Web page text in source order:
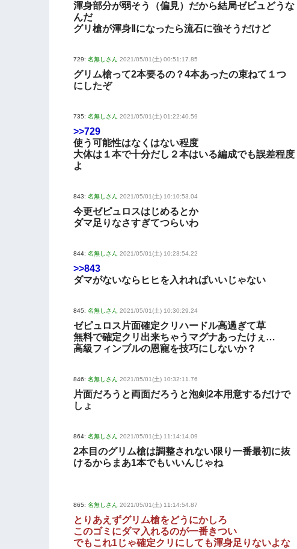
渾身部分が弱そう（偏見）だから結局ゼピュどうな
んだ
グリ槍が渾身Ⅱになったら流石に強そうだけど
729: 名無しさん 2021/05/01(土) 00:51:17.85
グリム槍って2本要るの？4本あったの束ねて１つ
にしたぞ
735: 名無しさん 2021/05/01(土) 01:22:40.59
>>729
使う可能性はなくはない程度
大体は１本で十分だし２本はいる編成でも誤差程度
よ
843: 名無しさん 2021/05/01(土) 10:10:53.04
今更ゼピュロスはじめるとか
ダマ足りなさすぎてつらいわ
844: 名無しさん 2021/05/01(土) 10:23:54.22
>>843
ダマがないならヒヒを入れればいいじゃない
845: 名無しさん 2021/05/01(土) 10:30:29.24
ゼピュロス片面確定クリハードル高過ぎて草
無料で確定クリ出来ちゃうマグナあったけぇ…
高級フィンブルの恩寵を技巧にしないか？
846: 名無しさん 2021/05/01(土) 10:32:11.76
片面だろうと両面だろうと泡剣2本用意するだけで
しょ
864: 名無しさん 2021/05/01(土) 11:14:14.09
2本目のグリム槍は調整されない限り一番最初に抜
けるからまあ1本でもいいんじゃね
865: 名無しさん 2021/05/01(土) 11:14:54.87
とりあえずグリム槍をどうにかしろ
このゴミにダマ入れるのが一番きつい
でもこれ1じゃ確定クリにしても渾身足りないよな